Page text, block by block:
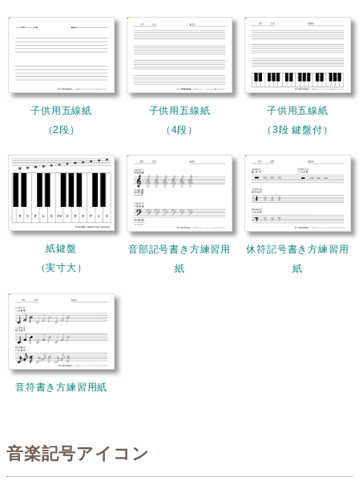
子供用五線紙
（2段）
子供用五線紙
（4段）
子供用五線紙
（3段 鍵盤付）
紙鍵盤
（実寸大）
音部記号書き方練習用
紙
休符記号書き方練習用
紙
音符書き方練習用紙
音楽記号アイコン